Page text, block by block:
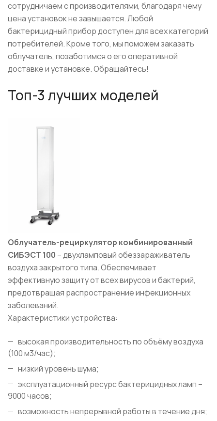
сотрудничаем с производителями, благодаря чему
цена установок не завышается. Любой
бактерицидный прибор доступен для всех категорий
потребителей. Кроме того, мы поможем заказать
облучатель, позаботимся о его оперативной
доставке и установке. Обращайтесь!
Топ-3 лучших моделей
Облучатель-рециркулятор комбинированный
СИБЭСТ 100 – двухламповый обеззараживатель
воздуха закрытого типа. Обеспечивает
эффективную защиту от всех вирусов и бактерий,
предотвращая распространение инфекционных
заболеваний.
Характеристики устройства:
высокая производительность по объёму воздуха
(100 м3/час);
низкий уровень шума;
эксплуатационный ресурс бактерицидных ламп –
9000 часов;
возможность непрерывной работы в течение дня;